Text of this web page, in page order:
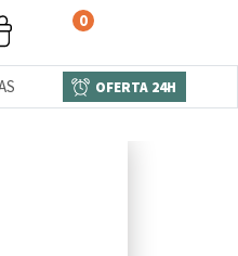
0
OFERTA 24H